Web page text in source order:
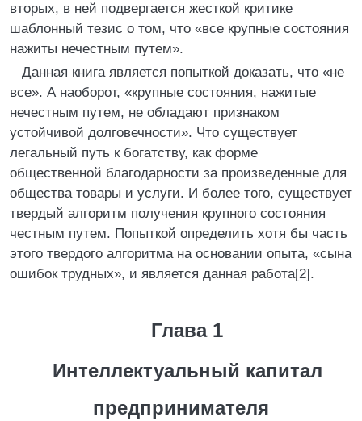
вторых, в ней подвергается жесткой критике
шаблонный тезис о том, что «все крупные состояния
нажиты нечестным путем».
Данная книга является попыткой доказать, что «не
все». А наоборот, «крупные состояния, нажитые
нечестным путем, не обладают признаком
устойчивой долговечности». Что существует
легальный путь к богатству, как форме
общественной благодарности за произведенные для
общества товары и услуги. И более того, существует
твердый алгоритм получения крупного состояния
честным путем. Попыткой определить хотя бы часть
этого твердого алгоритма на основании опыта, «сына
ошибок трудных», и является данная работа[2].
Глава 1
Интеллектуальный капитал
предпринимателя